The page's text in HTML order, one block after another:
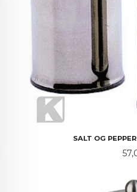
SALT OG
Pris